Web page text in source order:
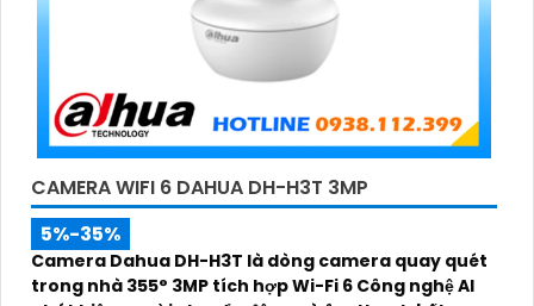
CAMERA WIFI 6 DAHUA DH-H3T 3MP
5%-35%
Camera Dahua DH-H3T là dòng camera quay quét
trong nhà 355° 3MP tích hợp Wi-Fi 6 Công nghệ AI